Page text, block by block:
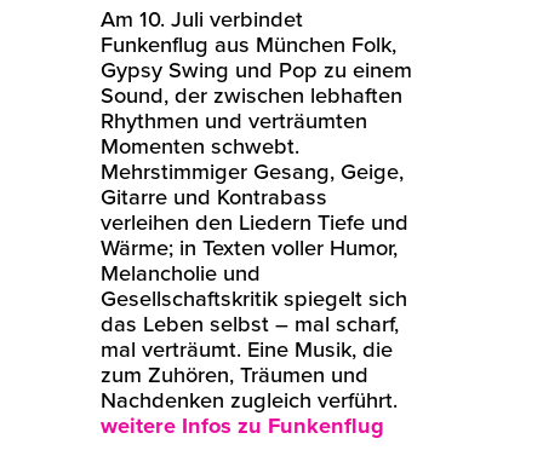
Am 10. Juli verbindet
Funkenflug aus München Folk,
Gypsy Swing und Pop zu einem
Sound, der zwischen lebhaften
Rhythmen und verträumten
Momenten schwebt.
Mehrstimmiger Gesang, Geige,
Gitarre und Kontrabass
verleihen den Liedern Tiefe und
Wärme; in Texten voller Humor,
Melancholie und
Gesellschaftskritik spiegelt sich
das Leben selbst – mal scharf,
mal verträumt. Eine Musik, die
zum Zuhören, Träumen und
Nachdenken zugleich verführt.
weitere Infos zu Funkenflug